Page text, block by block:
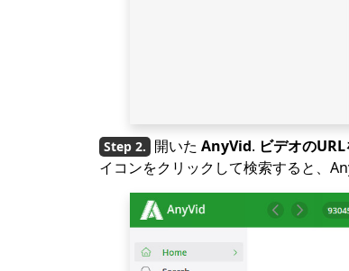
開いた AnyVid. ビデオの
イコンをクリックして検索すると、